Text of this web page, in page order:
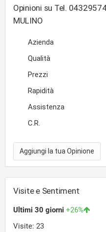
Opinioni su Tel.
MULINO
Azienda
Qualità
Prezzi
Rapidità
Assistenza
C.R.
Aggiungi la tua Opinione
Visite e Sentiment